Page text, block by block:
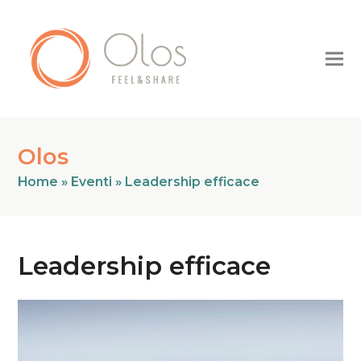
Olos
Home » Eventi » Leadership efficace
Leadership efficace